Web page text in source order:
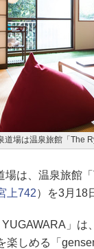
道場は温泉旅館「The
は、温泉旅館
上742）を3月18
YUGAWARA」
楽しめる「